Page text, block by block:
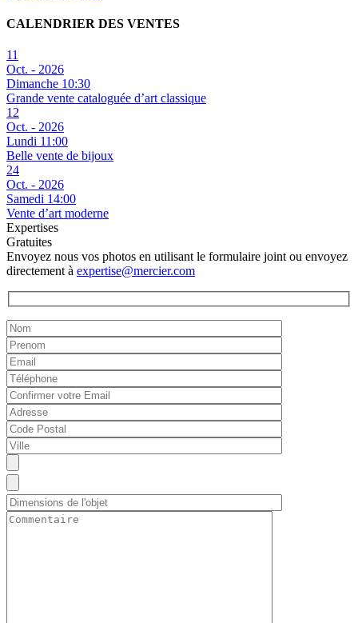
CALENDRIER DES VENTES
11
Oct. - 2026
Dimanche 10:30
Grande vente cataloguée d’art classique
12
Oct. - 2026
Lundi 11:00
Belle vente de bijoux
24
Oct. - 2026
Samedi 14:00
Vente d’art moderne
Expertises
Gratuites
Envoyez nous vos photos en utilisant le formulaire joint ou envoyez
directement à expertise@mercier.com